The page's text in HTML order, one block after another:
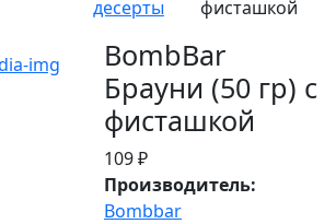
десерты
фисташкой
BombBar
Брауни (50 гр) с
фисташкой
109 ₽
Производитель:
Bombbar